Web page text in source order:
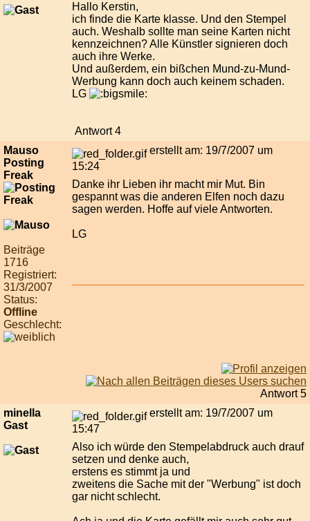
Hallo Kerstin,
ich finde die Karte klasse. Und den Stempel
auch. Weshalb sollte man seine Karten nicht
kennzeichnen? Alle Künstler signieren doch
auch ihre Werke.
Und außerdem, ein bißchen Mund-zu-Mund-
Werbung kann doch auch keinem schaden.
LG
Antwort 4
Mauso
Posting
Freak
Beiträge
1716
Registriert:
31/3/2007
Status:
Offline
Geschlecht:
erstellt am: 19/7/2007 um
15:24
Danke ihr Lieben ihr macht mir Mut. Bin
gespannt was die anderen Elfen noch dazu
sagen werden. Hoffe auf viele Antworten.
LG
Antwort 5
minella
Gast
erstellt am: 19/7/2007 um
15:47
Also ich würde den Stempelabdruck auch drauf
setzen und denke auch,
erstens es stimmt ja und
zweitens die Sache mit der "Werbung" ist doch
gar nicht schlecht.